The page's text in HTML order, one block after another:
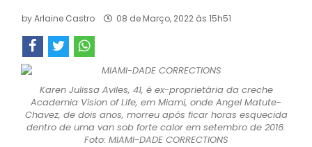
byArlaine Castro 08 de Março, 2022 às 15h51
Karen Julissa Aviles, 41, é ex-proprietária da creche
Academia Vision of Life, em Miami, onde Angel Matute-
Chavez, de dois anos, morreu após ficar horas esquecida
dentro de uma van sob forte calor em setembro de 2016.
Foto: MIAMI-DADE CORRECTIONS